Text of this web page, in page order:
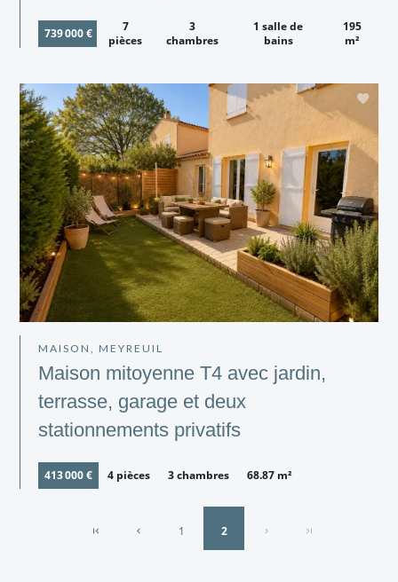
739 000 €
7
pièces
3
chambres
1 salle de
bains
195
m²
MAISON, MEYREUIL
Maison mitoyenne T4 avec jardin,
terrasse, garage et deux
stationnements privatifs
413 000 € 4 pièces 3 chambres 68.87 m²
1 2